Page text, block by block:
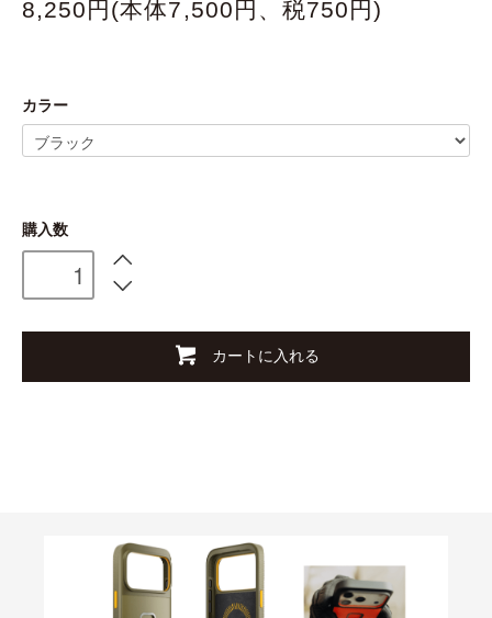
8,250円(本体7,500円、税750円)
カラー
購入数
カートに入れる